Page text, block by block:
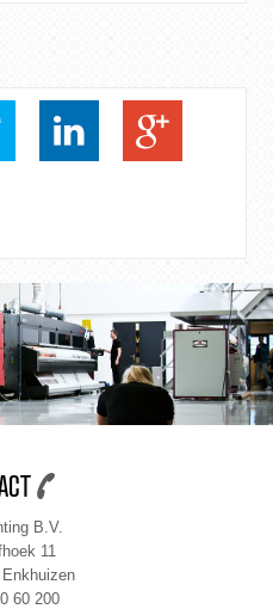
B.V.
11
60 200